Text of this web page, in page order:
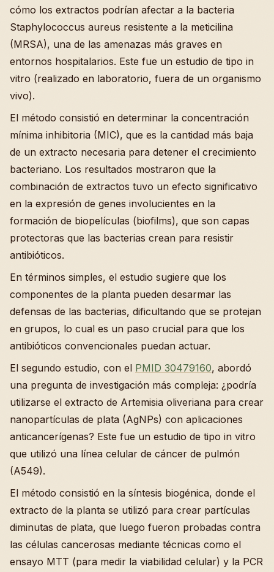
cómo los extractos podrían afectar a la bacteria
Staphylococcus aureus resistente a la meticilina
(MRSA), una de las amenazas más graves en
entornos hospitalarios. Este fue un estudio de tipo in
vitro (realizado en laboratorio, fuera de un organismo
vivo).
El método consistió en determinar la concentración
mínima inhibitoria (MIC), que es la cantidad más baja
de un extracto necesaria para detener el crecimiento
bacteriano. Los resultados mostraron que la
combinación de extractos tuvo un efecto significativo
en la expresión de genes involucientes en la
formación de biopelículas (biofilms), que son capas
protectoras que las bacterias crean para resistir
antibióticos.
En términos simples, el estudio sugiere que los
componentes de la planta pueden desarmar las
defensas de las bacterias, dificultando que se protejan
en grupos, lo cual es un paso crucial para que los
antibióticos convencionales puedan actuar.
El segundo estudio, con el PMID 30479160, abordó
una pregunta de investigación más compleja: ¿podría
utilizarse el extracto de Artemisia oliveriana para crear
nanopartículas de plata (AgNPs) con aplicaciones
anticancerígenas? Este fue un estudio de tipo in vitro
que utilizó una línea celular de cáncer de pulmón
(A549).
El método consistió en la síntesis biogénica, donde el
extracto de la planta se utilizó para crear partículas
diminutas de plata, que luego fueron probadas contra
las células cancerosas mediante técnicas como el
ensayo MTT (para medir la viabilidad celular) y la PCR